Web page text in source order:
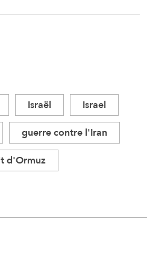
Israël
Israel
guerre contre l'Iran
d'Ormuz